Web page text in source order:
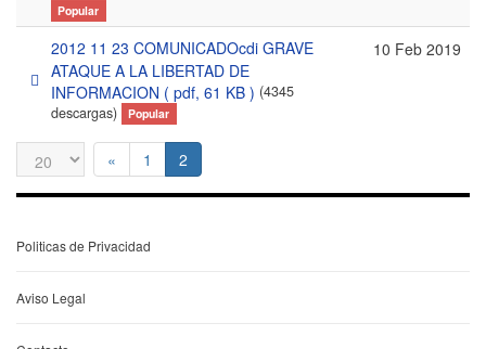
Popular
pdf
2012 11 23 COMUNICADOcdi GRAVE
ATAQUE A LA LIBERTAD DE
INFORMACION ( pdf, 61 KB ) (4345
descargas)
Popular
10 Feb 2019
« 1 2
Politicas de Privacidad
Aviso Legal